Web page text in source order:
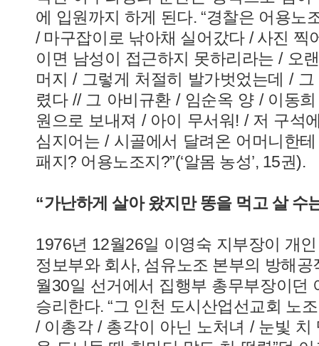
에 입원까지 하게 된다. “경찰은 어용노
/ 마구잡이로 낚아채 실어갔다 / 사진 찍
이면 남성이 접근하지 못하리라는 / 오
머지 / 그렇게 처절히 발가벗었는데 /
렸다 // 그 아비규환 / 임순옥 양 / 이동
원으로 보내져 / 아이 무서워! / 저 구석
심지어는 / 시골에서 달려온 어머니한
패지? 어용노조지?”(‘알몸 농성’, 15권).
“가난하게 살아 왔지만 똥을 먹고 살 수
1976년 12월26일 이영숙 지부장이 개
정보부와 회사, 섬유노조 본부의 방해
월30일 선거에서 집행부 총무부장이던
승리한다. “그 인천 도시산업선교회 노
/ 이총각 / 총각이 아닌 노처녀 / 눈빛